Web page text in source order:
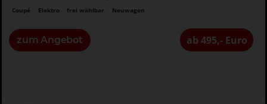
Coupé Elektro frei wählbar Neuwagen
zum Angebot ab 495,- Euro